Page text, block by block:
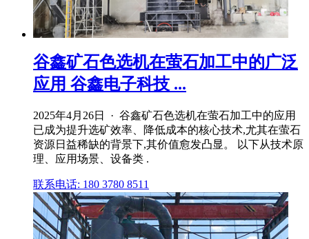
谷鑫矿石色选机在萤石加工中的广泛
应用 谷鑫电子科技 ...
2025年4月26日 · 谷鑫矿石色选机在萤石加工中的应用
已成为提升选矿效率、降低成本的核心技术,尤其在萤石
资源日益稀缺的背景下,其价值愈发凸显。 以下从技术原
理、应用场景、设备类 .
联系电话: 180 3780 8511